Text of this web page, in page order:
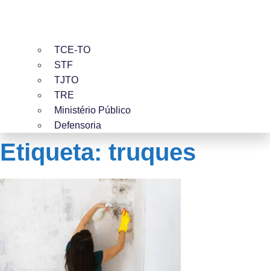
TCE-TO
STF
TJTO
TRE
Ministério Público
Defensoria
Etiqueta: truques